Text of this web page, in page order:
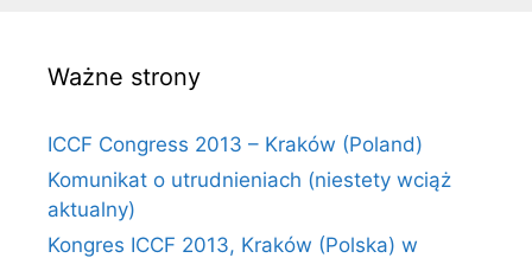
Ważne strony
ICCF Congress 2013 – Kraków (Poland)
Komunikat o utrudnieniach (niestety wciąż
aktualny)
Kongres ICCF 2013, Kraków (Polska) w